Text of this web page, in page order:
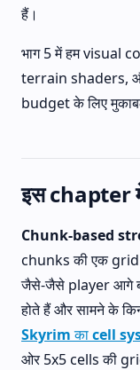
हैं।
भाग 5 में हम visual
terrain shaders,
budget के लिए
इस chapter
Chunk-based
chunks की एक grid
जैसे-जैसे player आगे
होते हैं और सामने के
Skyrim का cell
ओर 5x5 cells की